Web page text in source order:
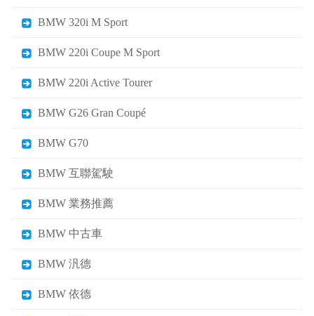
BMW 320i M Sport
BMW 220i Coupe M Sport
BMW 220i Active Tourer
BMW G26 Gran Coupé
BMW G70
BMW 互聯駕駛
BMW 業務推薦
BMW 中古車
BMW 汎德
BMW 依德